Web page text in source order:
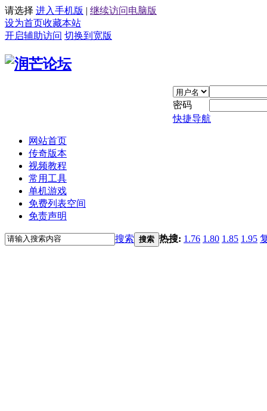
请选择 进入手机版 | 继续访问电脑版
设为首页收藏本站
开启辅助访问 切换到宽版
密码
快捷导航
网站首页
传奇版本
视频教程
常用工具
单机游戏
免费列表空间
免责声明
搜索 搜索 热搜: 1.76 1.80 1.85 1.95